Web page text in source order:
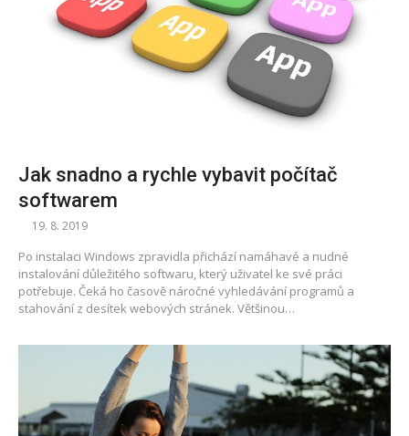
Jak snadno a rychle vybavit počítač
softwarem
19. 8. 2019
Po instalaci Windows zpravidla přichází namáhavé a nudné
instalování důležitého softwaru, který uživatel ke své práci
potřebuje. Čeká ho časově náročné vyhledávání programů a
stahování z desítek webových stránek. Většinou…